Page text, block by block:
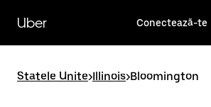
direct
conținutul
principal
Uber Conectează-te
Statele Unite>Illinois>Bloomington